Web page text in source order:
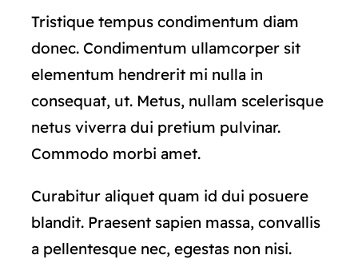
Tristique tempus condimentum diam
donec. Condimentum ullamcorper sit
elementum hendrerit mi nulla in
consequat, ut. Metus, nullam scelerisque
netus viverra dui pretium pulvinar.
Commodo morbi amet.
Curabitur aliquet quam id dui posuere
blandit. Praesent sapien massa, convallis
a pellentesque nec, egestas non nisi.